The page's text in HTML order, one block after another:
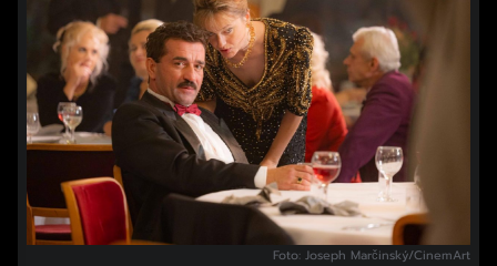
Foto: Joseph Marčinský/CinemArt